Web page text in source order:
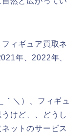
ィギュア買取ネ
年、2022年、
｀＼）、フィギュ
けど、、どうし
ットのサービス